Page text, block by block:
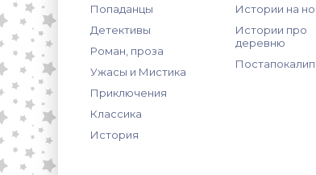
Попаданцы
Детективы
Роман, проза
Ужасы и Мистика
Приключения
Классика
История
Истории на
Истории про
деревню